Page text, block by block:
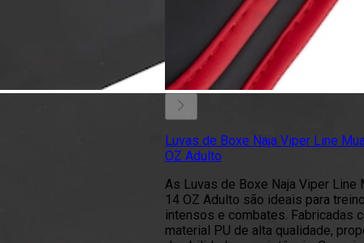
Luvas de Boxe Naja Viper Line
OZ Adulto
As Luvas de Boxe Naja Viper Line
14 OZ Adulto são ideais para
intensos e combates. Fabricadas
material PU de alta qualidade,